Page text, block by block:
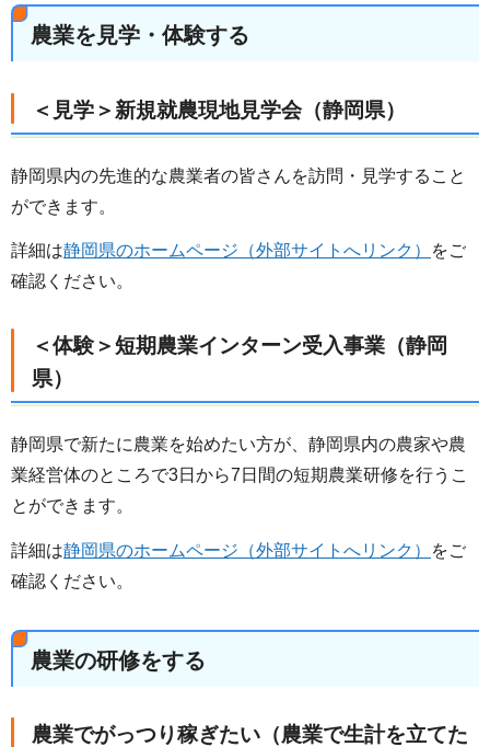
農業を見学・体験する
＜見学＞新規就農現地見学会（静岡県）
静岡県内の先進的な農業者の皆さんを訪問・見学すること
ができます。
詳細は静岡県のホームページ（外部サイトへリンク）
をご
確認ください。
＜体験＞短期農業インターン受入事業（静岡
県）
静岡県で新たに農業を始めたい方が、静岡県内の農家や農
業経営体のところで3日から7日間の短期農業研修を行うこ
とができます。
詳細は静岡県のホームページ（外部サイトへリンク）
をご
確認ください。
農業の研修をする
農業でがっつり稼ぎたい（農業で生計を立てた